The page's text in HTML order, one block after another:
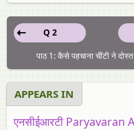
Q 2
पाठ 1: कैसे पहचाना चींटी ने
APPEARS IN
एनसीईआरटी Paryavaran